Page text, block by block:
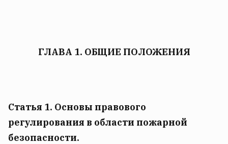
ГЛАВА 1. ОБЩИЕ ПОЛОЖЕНИЯ
Статья 1. Основы правового
регулирования в области пожарной
безопасности.